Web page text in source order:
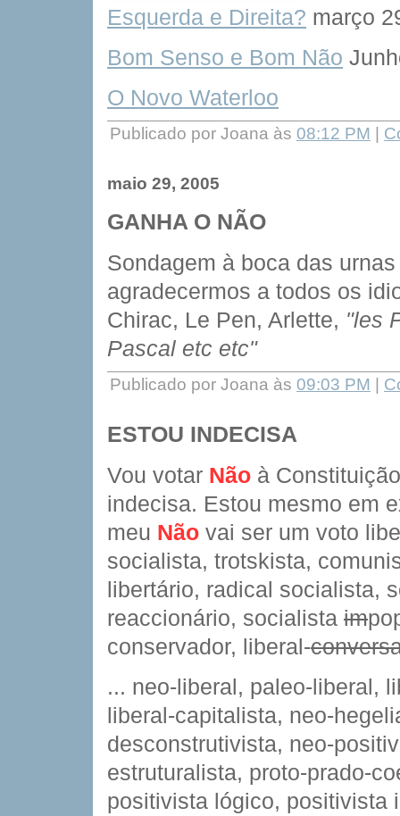
Esquerda e Direita? março
Bom Senso e Bom Não
O Novo Waterloo
Publicado por Joana às 08:12 PM
maio 29, 2005
GANHA O NÃO
Sondagem à boca das
agradecermos a todos os
Chirac, Le Pen, Arlette, "les
Pascal etc etc"
Publicado por Joana às 09:03 PM
ESTOU INDECISA
Vou votar Não à
indecisa. Estou mesmo em
meu Não vai ser um voto
socialista, trotskista,
libertário, radical socialista,
reaccionário, socialista im
conservador, liberal-
... neo-liberal, paleo-liberal,
liberal-capitalista, neo-
desconstrutivista, neo-
estruturalista, proto-prado-
positivista lógico, positivista